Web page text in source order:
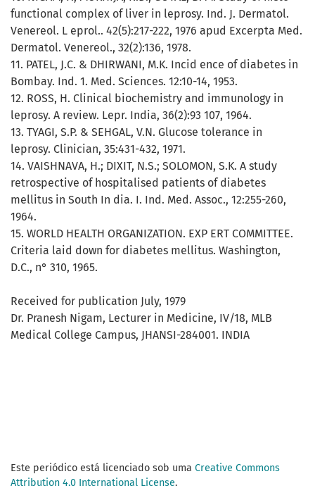
functional complex of liver in leprosy. Ind. J. Dermatol.
Venereol. L eprol.. 42(5):217-222, 1976 apud Excerpta Med.
Dermatol. Venereol., 32(2):136, 1978.
11. PATEL, J.C. & DHIRWANI, M.K. Incid ence of diabetes in
Bombay. Ind. 1. Med. Sciences. 12:10-14, 1953.
12. ROSS, H. Clinical biochemistry and immunology in
leprosy. A review. Lepr. India, 36(2):93 107, 1964.
13. TYAGI, S.P. & SEHGAL, V.N. Glucose tolerance in
leprosy. Clinician, 35:431-432, 1971.
14. VAISHNAVA, H.; DIXIT, N.S.; SOLOMON, S.K. A study
retrospective of hospitalised patients of diabetes
mellitus in South In dia. I. Ind. Med. Assoc., 12:255-260,
1964.
15. WORLD HEALTH ORGANIZATION. EXP ERT COMMITTEE.
Criteria laid down for diabetes mellitus. Washington,
D.C., n° 310, 1965.
Received for publication July, 1979
Dr. Pranesh Nigam, Lecturer in Medicine, IV/18, MLB
Medical College Campus, JHANSI-284001. INDIA
Este periódico está licenciado sob uma Creative Commons
Attribution 4.0 International License.